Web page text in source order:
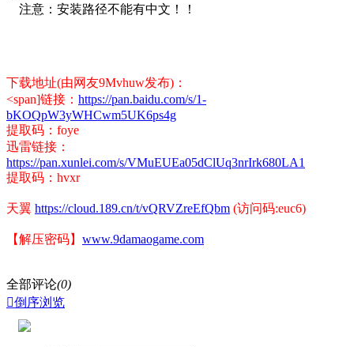
注意：安装路径不能有中文！！
下载地址(由网友9Mvhuw发布)：
<span]链接： https://pan.baidu.com/s/1-
bKOQpW3yWHCwm5UK6ps4g
提取码：foye
迅雷链接：
https://pan.xunlei.com/s/VMuEUEa05dClUq3nrIrk680LA1
提取码：hvxr
天翼 https://cloud.189.cn/t/vQRVZreEfQbm (访问码:euc6)
【解压密码】 www.9damaogame.com
全部评论(0)
倒序浏览